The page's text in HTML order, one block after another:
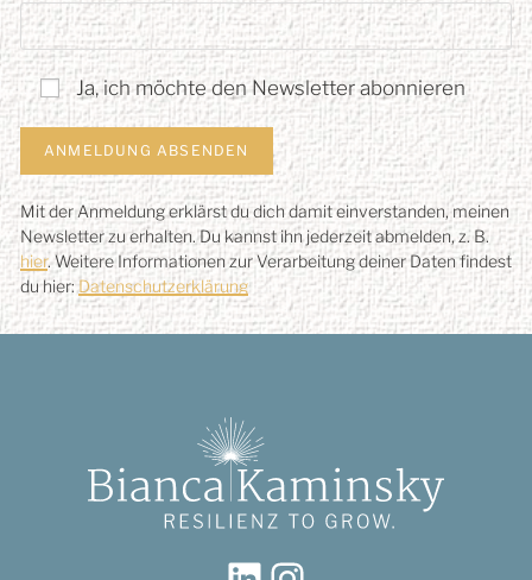
Ja, ich möchte den Newsletter abonnieren
Mit der Anmeldung erklärst du dich damit einverstanden, meinen
Newsletter zu erhalten. Du kannst ihn jederzeit abmelden, z. B.
hier. Weitere Informationen zur Verarbeitung deiner Daten findest
du hier: Datenschutzerklärung